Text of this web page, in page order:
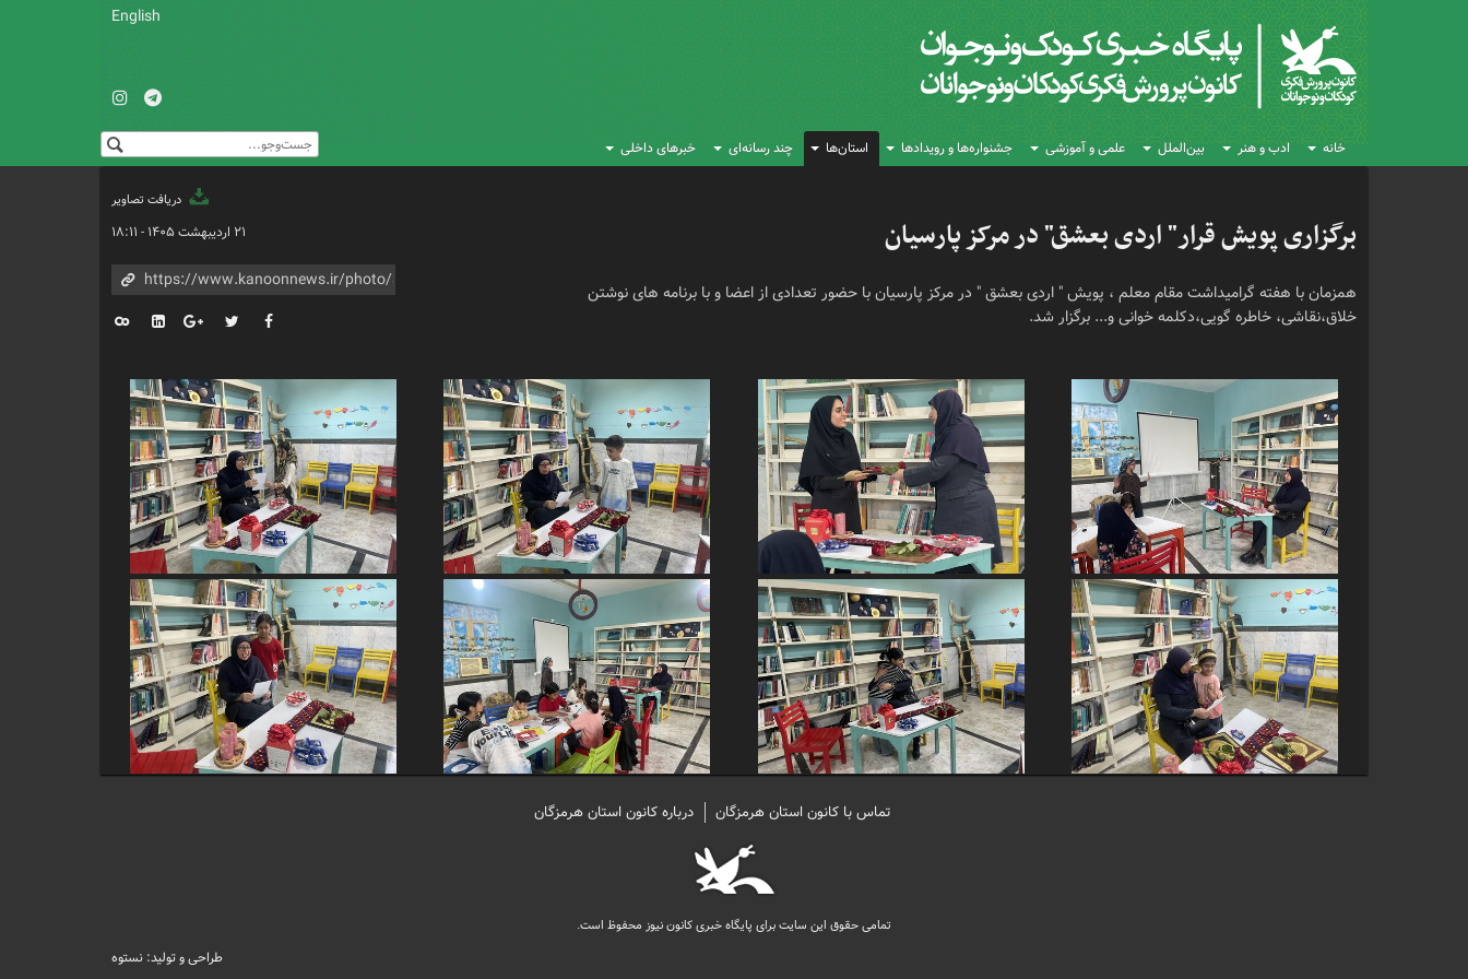
English
خانه ادب و هنر بین‌الملل علمی و آموزشی جشنواره‌ها و رویدادها استان‌ها چند رسانه‌ای خبرهای داخلی
دریافت تصاویر
برگزاری پویش قرار" اردی بعشق" در مرکز پارسیان
همزمان با هفته گرامیداشت مقام معلم ، پویش " اردی بعشق " در مرکز پارسیان با حضور تعدادی از اعضا و با برنامه های نوشتن
خلاق،نقاشی، خاطره گویی،دکلمه خوانی و... برگزار شد.
۲۱ اردیبهشت ۱۴۰۵ - ۱۸:۱۱
تماس با کانون استان هرمزگان درباره کانون استان هرمزگان
تمامی حقوق این سایت برای پایگاه خبری کانون نیوز محفوظ است.
طراحی و تولید: نستوه